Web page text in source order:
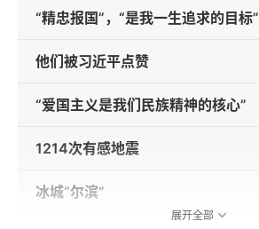
“精忠报国”，“是我一生追求的目标”
他们被习近平点赞
“爱国主义是我们民族精神的核心”
1214次有感地震
冰城“尔滨”
展开全部